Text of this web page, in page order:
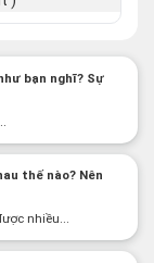
bạn nghĩ? Sự
thế nào? Nên
nhiều...